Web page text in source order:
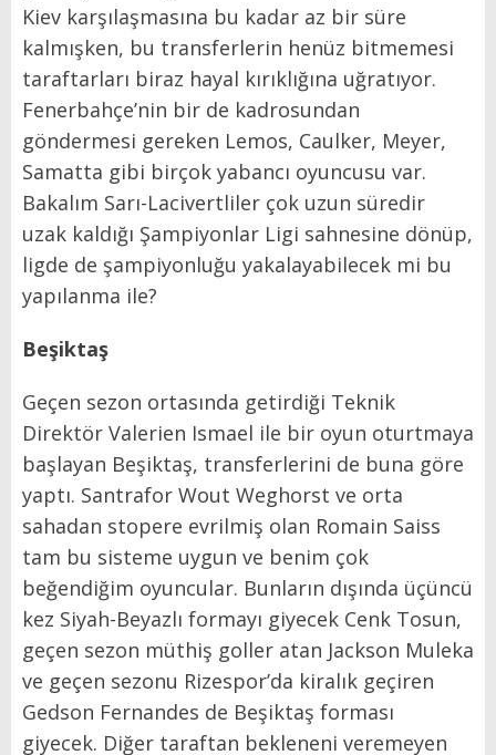
Kiev karşılaşmasına bu kadar az bir süre
kalmışken, bu transferlerin henüz bitmemesi
taraftarları biraz hayal kırıklığına uğratıyor.
Fenerbahçe’nin bir de kadrosundan
göndermesi gereken Lemos, Caulker, Meyer,
Samatta gibi birçok yabancı oyuncusu var.
Bakalım Sarı-Lacivertliler çok uzun süredir
uzak kaldığı Şampiyonlar Ligi sahnesine dönüp,
ligde de şampiyonluğu yakalayabilecek mi bu
yapılanma ile?
Beşiktaş
Geçen sezon ortasında getirdiği Teknik
Direktör Valerien Ismael ile bir oyun oturtmaya
başlayan Beşiktaş, transferlerini de buna göre
yaptı. Santrafor Wout Weghorst ve orta
sahadan stopere evrilmiş olan Romain Saiss
tam bu sisteme uygun ve benim çok
beğendiğim oyuncular. Bunların dışında üçüncü
kez Siyah-Beyazlı formayı giyecek Cenk Tosun,
geçen sezon müthiş goller atan Jackson Muleka
ve geçen sezonu Rizespor’da kiralık geçiren
Gedson Fernandes de Beşiktaş forması
giyecek. Diğer taraftan bekleneni veremeyen